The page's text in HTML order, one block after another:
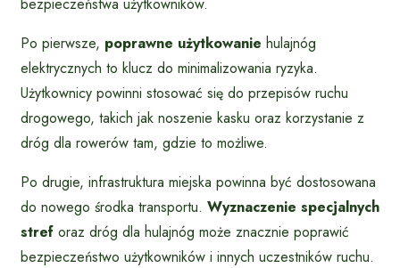
Po pierwsze, poprawne użytkowanie hulajnóg
elektrycznych to klucz do minimalizowania ryzyka.
Użytkownicy powinni stosować się do przepisów ruchu
drogowego, takich jak noszenie kasku oraz korzystanie z
dróg dla rowerów tam, gdzie to możliwe.
Po drugie, infrastruktura miejska powinna być dostosowana
do nowego środka transportu. Wyznaczenie specjalnych
stref oraz dróg dla hulajnóg może znacznie poprawić
bezpieczeństwo użytkowników i innych uczestników ruchu.